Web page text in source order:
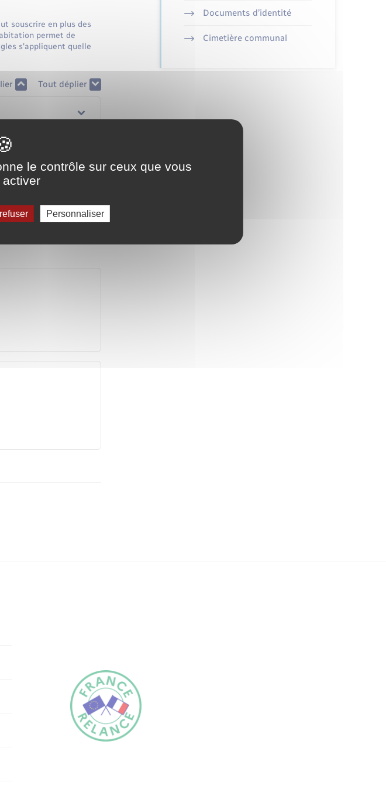
souscrire en plus des
permet de
s'appliquent quelle
Tout déplier
Documents d’identité
Cimetière communal
le contrôle sur ceux que vous
activer
Personnaliser